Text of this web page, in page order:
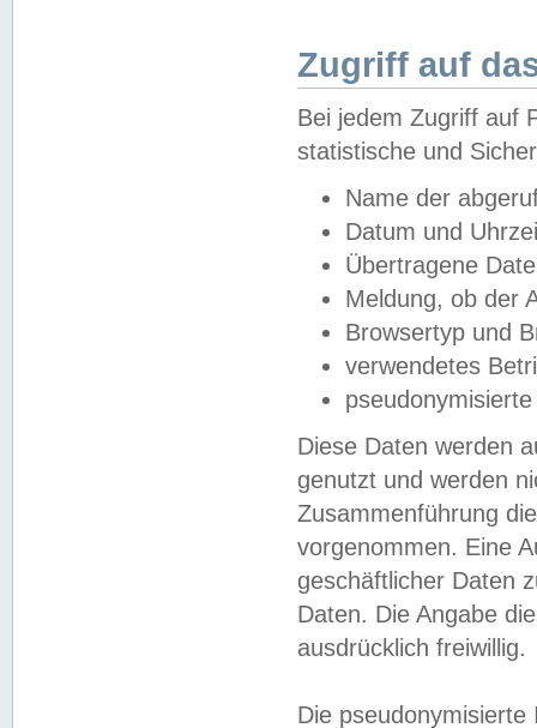
Zugriff auf
Bei jedem Zugriff auf
statistische und
Name der
Datum und
Übertragene
Meldung, ob der
Browsertyp und
verwendetes
Diese Daten werden
genutzt und werden
Zusammenführung
vorgenommen. Eine
geschäftlicher Daten
Daten. Die Angabe
ausdrücklich freiwillig.
Die